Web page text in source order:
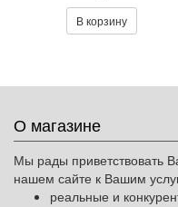
В корзину
О магазине
Мы рады приветствовать
нашем сайте к Вашим
реальные и